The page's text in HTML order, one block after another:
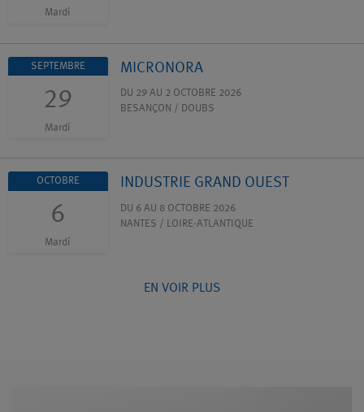
Mardi
SEPTEMBRE
29
Mardi
MICRONORA
DU 29 AU 2 OCTOBRE 2026
BESANÇON / DOUBS
OCTOBRE
6
Mardi
INDUSTRIE GRAND OUEST
DU 6 AU 8 OCTOBRE 2026
NANTES / LOIRE-ATLANTIQUE
EN VOIR PLUS